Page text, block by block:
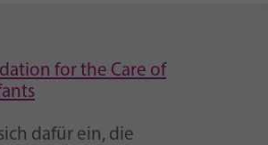
for the Care of
dafür ein, die